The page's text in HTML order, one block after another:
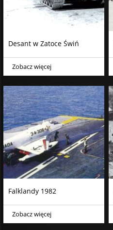
Desant w Zatoce Świń
Zobacz więcej
Falklandy 1982
Zobacz więcej